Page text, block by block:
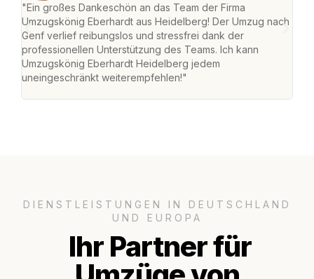
"Ein großes Dankeschön an das Team der Firma
Umzugskönig Eberhardt aus Heidelberg! Der Umzug nach
Genf verlief reibungslos und stressfrei dank der
professionellen Unterstützung des Teams. Ich kann
Umzugskönig Eberhardt Heidelberg jedem
uneingeschränkt weiterempfehlen!"
DIENSTLEISTUNGEN IN DEUTSCHLAND
UND EUROPA
Ihr Partner für